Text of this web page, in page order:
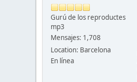
Gurú de los reproductes
mp3
Mensajes: 1,708
Location: Barcelona
En línea